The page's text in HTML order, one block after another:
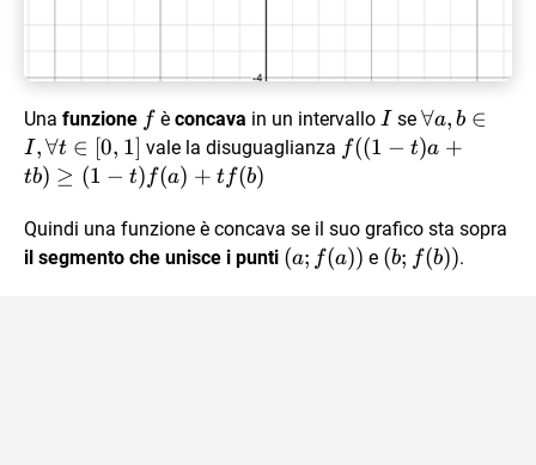
Una funzione ff èconcava in un intervalloI
Ise \forall
a,b
t \in
[0,1]
∀a, b ∈
I,∀t ∈ [0, 1] vale la disuguaglianza f((1-
t)f(a)+tf(b)
f((1 − t)a +
tb) ≥ (1 − t) f(a) + tf(b)
Quindi una funzione è concava se il suo grafico sta sopra
il segmento che unisce i punti (a;f(a))
(a; f(a)) e (b;f(b))
(b; f(b)).